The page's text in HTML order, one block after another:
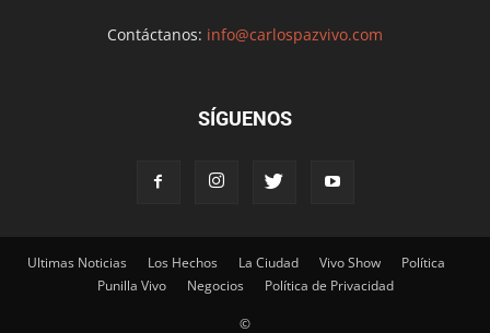
Contáctanos: info@carlospazvivo.com
SÍGUENOS
Ultimas Noticias Los Hechos La Ciudad Vivo Show
Política
Punilla Vivo
Negocios Política de Privacidad
©